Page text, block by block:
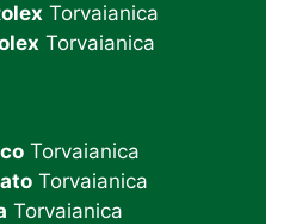
Torvaianica
Torvaianica
Torvaianica
Torvaianica
Torvaianica